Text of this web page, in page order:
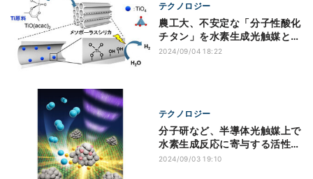
テクノロジー
農工大、不安定な「分子性酸化
チタン」を水素生成光触媒とす
る技術を開発
2024/09/04 18:22
テクノロジー
分子研など、半導体光触媒上で
水素生成反応に寄与する活性な
電子種を解明
2024/09/03 19:10